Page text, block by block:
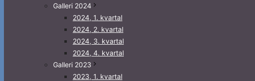
Galleri 2024
2024, 1. kvartal
2024, 2. kvartal
2024, 3. kvartal
2024, 4. kvartal
Galleri 2023
2023, 1. kvartal